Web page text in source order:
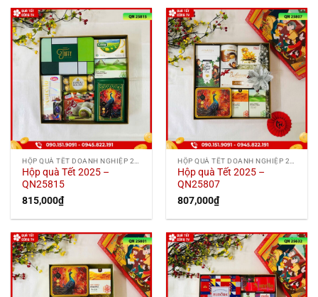
Hộp quà Tết 2025 –
QN25815
815,000₫
Hộp quà Tết 2025 –
QN25807
807,000₫